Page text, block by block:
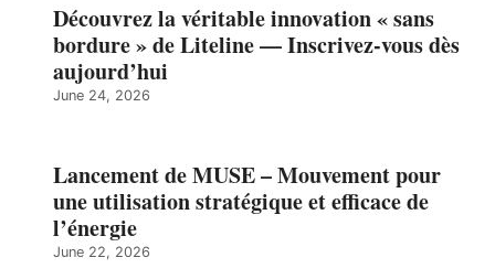
Découvrez la véritable innovation « sans
bordure » de Liteline — Inscrivez-vous dès
aujourd’hui
June 24, 2026
Lancement de MUSE – Mouvement pour
une utilisation stratégique et efficace de
l’énergie
June 22, 2026